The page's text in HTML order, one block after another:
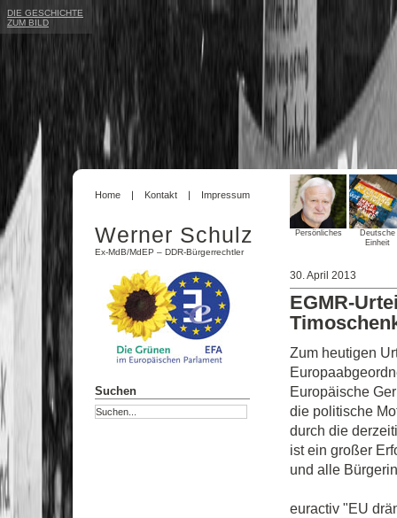
30. April 2013
EGMR-
Zum heutigen
Europäische
die politische
durch die
ist ein großer
und alle
euractiv "EU
Home Kontakt Impressum
Werner Schulz
Ex-MdB/MdEP – DDR-Bürgerrechtler
Suchen
Persönliches
Deutsche
Einheit
DIE GESCHICHTE
ZUM BILD